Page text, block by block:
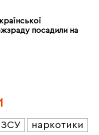
посадили на
ЗСУ
наркотики